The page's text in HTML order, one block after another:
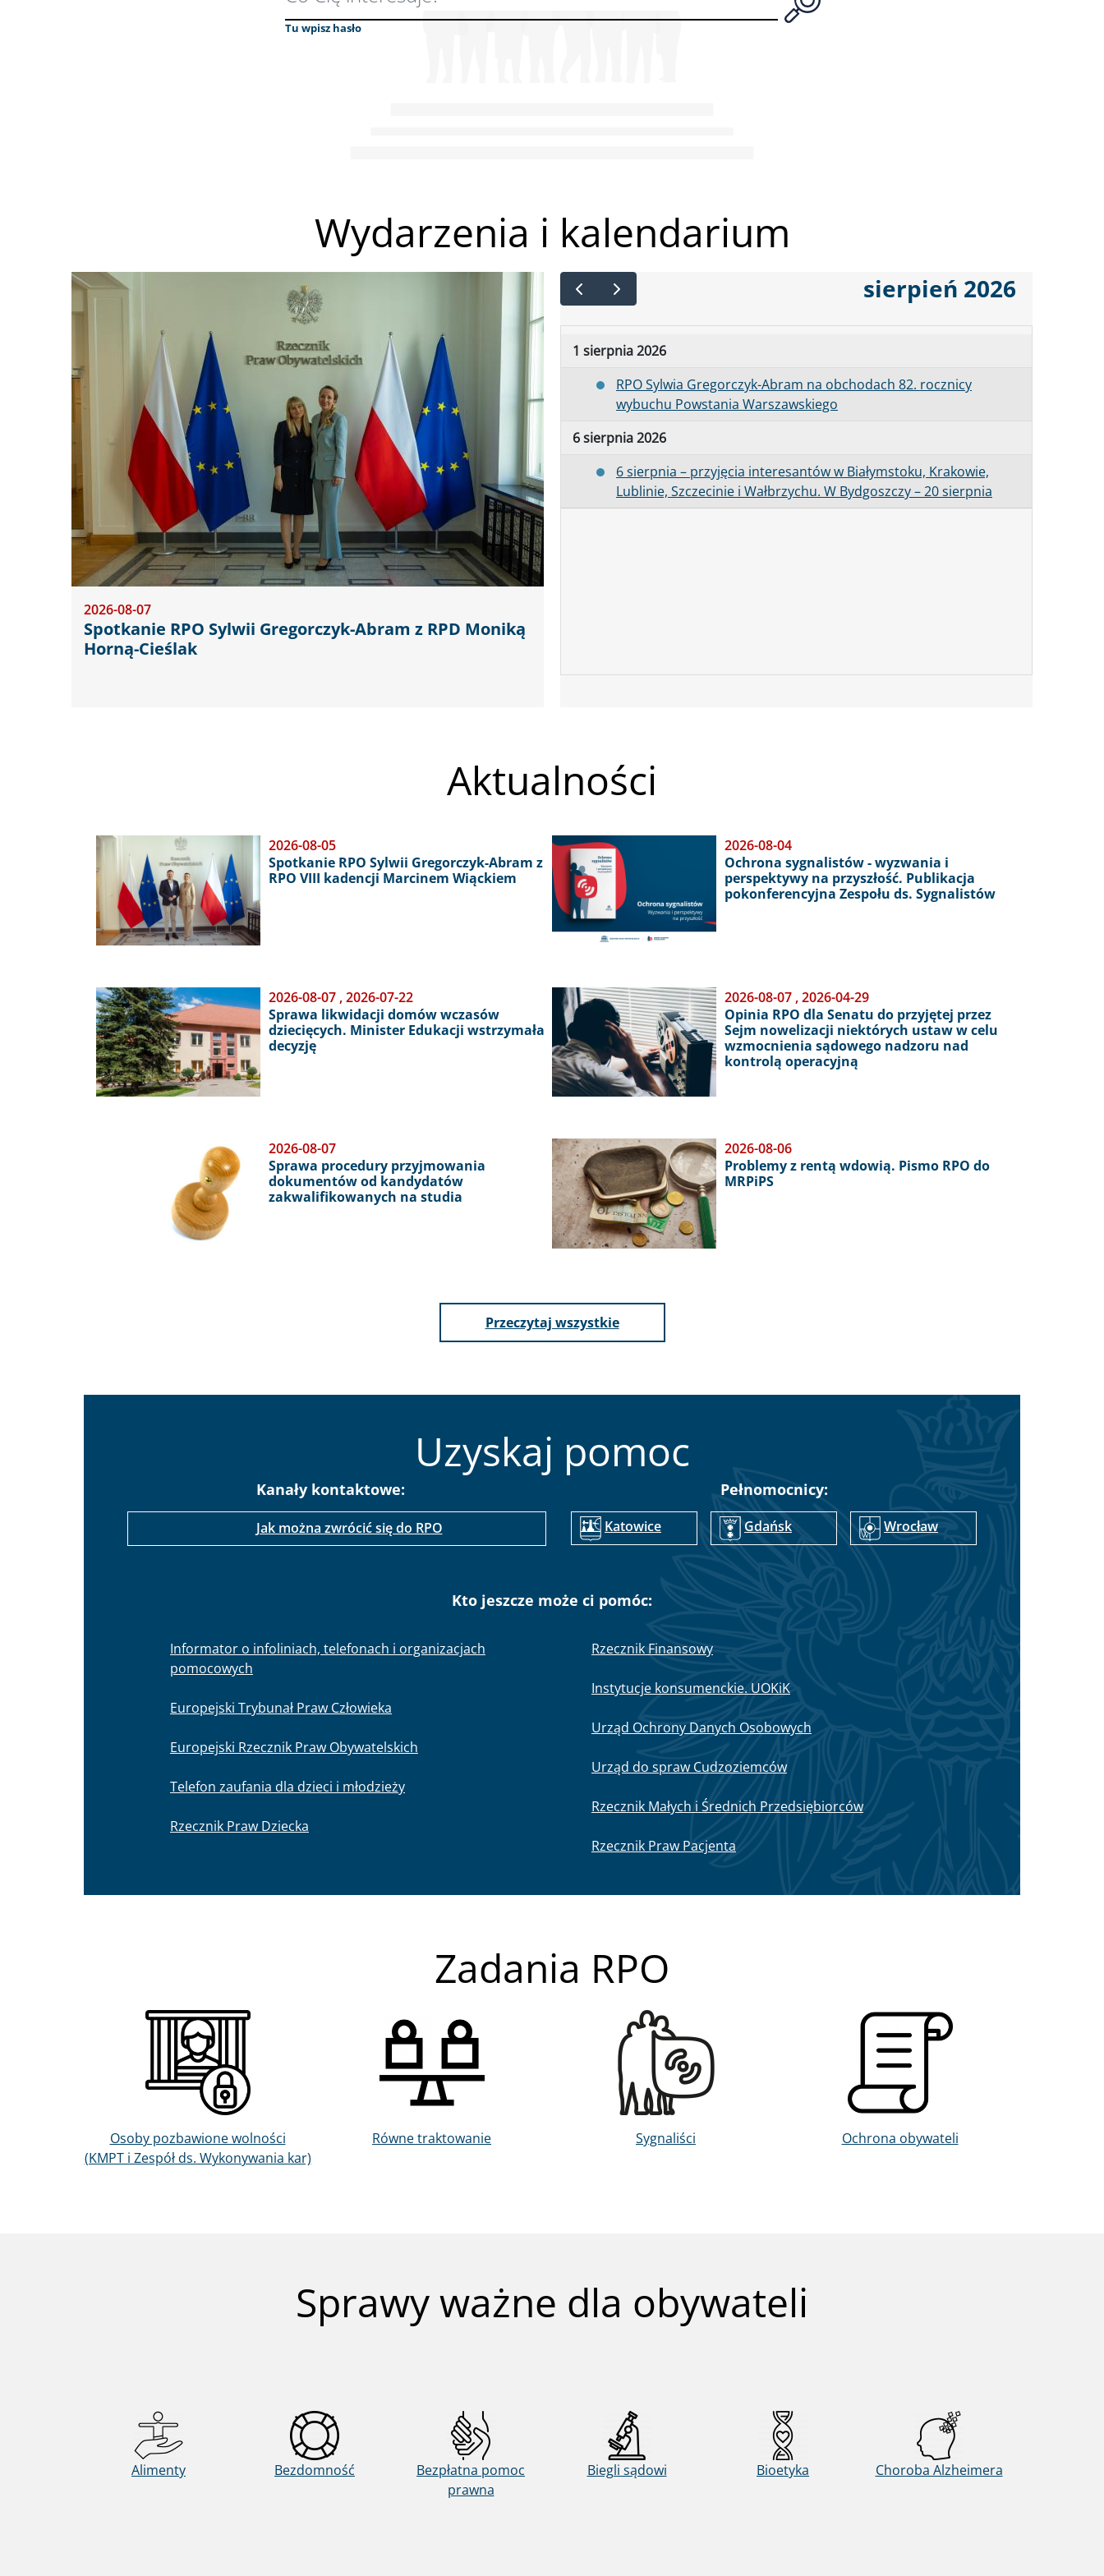
Tu wpisz hasło
Wydarzenia i kalendarium
Obraz
2026-08-07
Spotkanie RPO Sylwii Gregorczyk-Abram z RPD Moniką
Horną-Cieślak
sierpień 2026
1 sierpnia 2026
RPO Sylwia Gregorczyk-Abram na obchodach 82. rocznicy
wybuchu Powstania Warszawskiego
6 sierpnia 2026
6 sierpnia – przyjęcia interesantów w Białymstoku, Krakowie,
Lublinie, Szczecinie i Wałbrzychu. W Bydgoszczy – 20 sierpnia
Aktualności
Obraz
2026-08-05
Spotkanie RPO Sylwii Gregorczyk-Abram z
RPO VIII kadencji Marcinem Wiąckiem
Obraz
2026-08-04
Ochrona sygnalistów - wyzwania i
perspektywy na przyszłość. Publikacja
pokonferencyjna Zespołu ds. Sygnalistów
Obraz 2026-08-07 ,2026-07-22
Sprawa likwidacji domów wczasów
dziecięcych. Minister Edukacji wstrzymała
decyzję
Obraz 2026-08-07 ,2026-04-29
Opinia RPO dla Senatu do przyjętej przez
Sejm nowelizacji niektórych ustaw w celu
wzmocnienia sądowego nadzoru nad
kontrolą operacyjną
2026-08-07
Sprawa procedury przyjmowania
dokumentów od kandydatów
zakwalifikowanych na studia
Obraz
2026-08-06
Problemy z rentą wdowią. Pismo RPO do
MRPiPS
Przeczytaj wszystkieaktualności
Uzyskaj pomoc
Kanały kontaktowe:
Jak można zwrócić się do RPO
Pełnomocnicy:
Katowice Gdańsk Wrocław
Kto jeszcze może ci pomóc:
Informator o infoliniach, telefonach i organizacjach
pomocowych
Europejski Trybunał Praw Człowieka
Europejski Rzecznik Praw Obywatelskich
Telefon zaufania dla dzieci i młodzieży
Rzecznik Praw Dziecka
Rzecznik Finansowy
Instytucje konsumenckie. UOKiK
Urząd Ochrony Danych Osobowych
Urząd do spraw Cudzoziemców
Rzecznik Małych i Średnich Przedsiębiorców
Rzecznik Praw Pacjenta
Zadania RPO
Obraz
Osoby pozbawione wolności
(KMPT i Zespół ds. Wykonywania kar)
Obraz
Równe traktowanie
Obraz
Sygnaliści
Obraz
Ochrona obywateli
Sprawy ważne dla obywateli
Alimenty Bezdomność
Bezpłatna pomoc
prawna
Biegli sądowi Bioetyka Choroba Alzheimera